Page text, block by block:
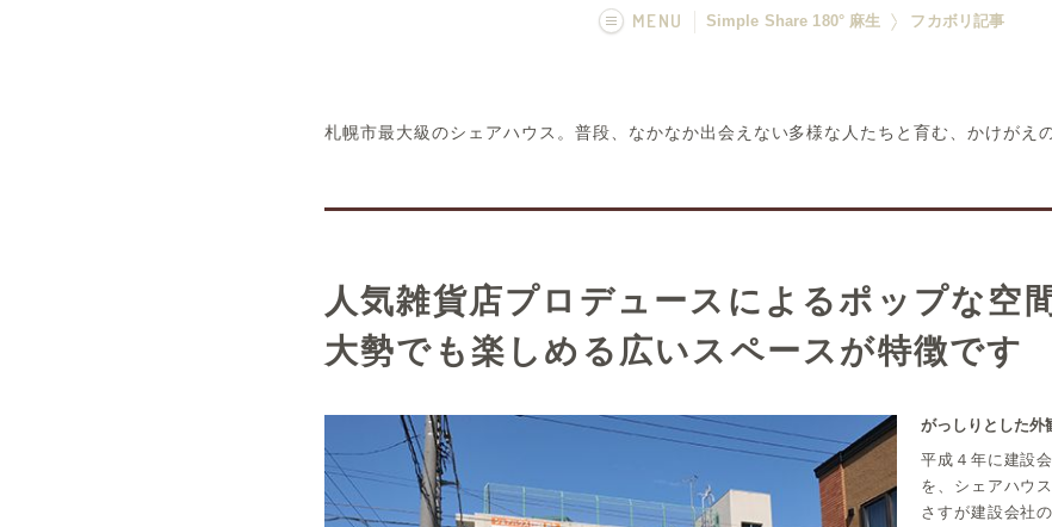
MENU Simple Share 180° 麻生 フカボリ記事
運営者 フカボリ記事
札幌市最大級のシェアハウス。普段、なかなか出会えない多様な人たちと育む、かけがえ
人気雑貨店プロデュースによるポップな空間
大勢でも楽しめる広いスペースが特徴です
がっしりとした外
平成４年に建設
を、シェアハウ
さすが建設会社